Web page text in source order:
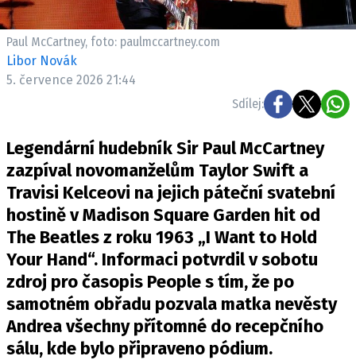
Pošlete e-mail na newsbox.cz
VYDAVATEL
INZERCE
OSOBNÍ ÚDAJE / COOKIES
VOLNÁ MÍSTA
Provozovatelem serveru newsbox.cz je
INCORP MEDIA GROUP s.r.o., IČ: 118 23 054
Paul McCartney, foto: paulmccartney.com
Libor Novák
5. července 2026 21:44
Sdílej:
Legendární hudebník Sir Paul McCartney
zazpíval novomanželům Taylor Swift a
Travisi Kelceovi na jejich páteční svatební
hostině v Madison Square Garden hit od
The Beatles z roku 1963 „I Want to Hold
Your Hand“. Informaci potvrdil v sobotu
zdroj pro časopis People s tím, že po
samotném obřadu pozvala matka nevěsty
Andrea všechny přítomné do recepčního
sálu, kde bylo připraveno pódium.